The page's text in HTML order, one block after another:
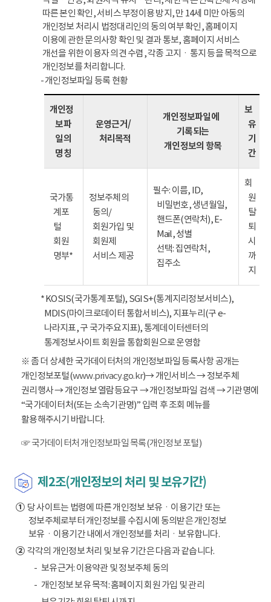
따른 본인 확인, 서비스 부정이용 방지, 만 14세 미만 아동의
개인정보 처리시 법정대리인의 동의 여부 확인, 홈페이지
이용에 관한 문의사항 확인 및 결과 통보, 홈페이지 서비스
개선을 위한 이용자 의견 수렴, 각종 고지ㆍ통지 등을 목적으로
개인정보를 처리합니다.
- 개인정보파일 등록 현황
개인정
보파
일의
명칭
운영근거/
처리목적
개인정보파일에
기록되는
개인정보의 항목
보
유
기
간
국가통
계포
털
회원
명부*
정보주체의
동의/
회원가입 및
회원제
서비스 제공
필수: 이름, ID,
비밀번호, 생년월일,
핸드폰(연락처), E-
Mail, 성별
선택: 집연락처,
집주소
회
원
탈
퇴
시
까
지
* KOSIS(국가통계포털), SGIS+(통계지리정보서비스),
MDIS(마이크로데이터 통합서비스), 지표누리(구 e-
나라지표, 구 국가주요지표), 통계데이터센터의
통계정보사이트 회원을 통합회원으로 운영함
※ 좀 더 상세한 국가데이터처의 개인정보파일 등록사항 공개는
개인정보포털(www.privacy.go.kr)→ 개인서비스 → 정보주체
권리행사 → 개인정보 열람등요구 → 개인정보파일 검색 → 기관명에
“국가데이터처(또는 소속기관명)” 입력 후 조회 메뉴를
활용해주시기 바랍니다.
☞ 국가데이터처 개인정보파일 목록(개인정보 포털)
제2조(개인정보의 처리 및 보유기간)
①당 사이트는 법령에 따른 개인정보 보유ㆍ이용기간 또는
정보주체로부터 개인정보를 수집시에 동의받은 개인정보
보유ㆍ이용기간 내에서 개인정보를 처리ㆍ보유합니다.
②각각의 개인정보 처리 및 보유 기간은 다음과 같습니다.
보유근거: 이용약관 및 정보주체 동의
개인정보 보유 목적: 홈페이지 회원 가입 및 관리